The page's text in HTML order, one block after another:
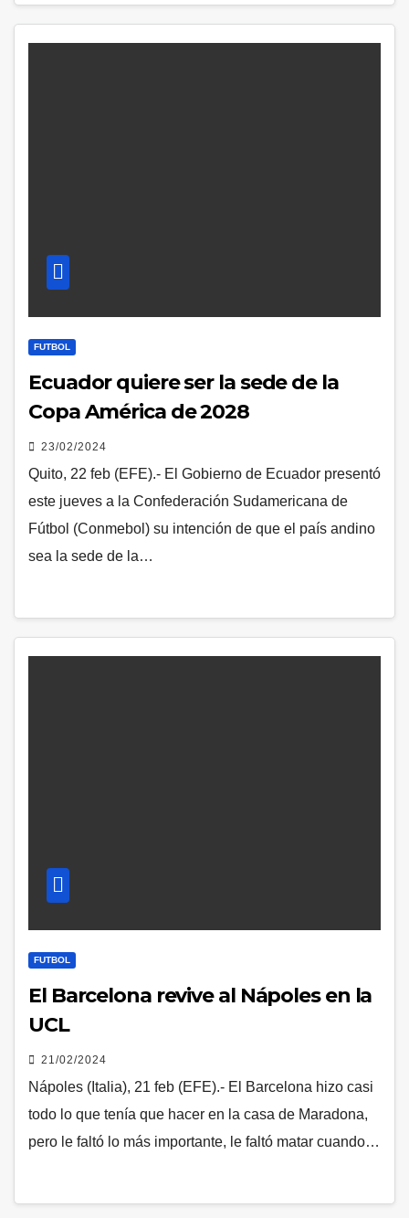
FUTBOL
Ecuador quiere ser la sede de la
Copa América de 2028
23/02/2024
Quito, 22 feb (EFE).- El Gobierno de Ecuador presentó
este jueves a la Confederación Sudamericana de
Fútbol (Conmebol) su intención de que el país andino
sea la sede de la…
FUTBOL
El Barcelona revive al Nápoles en la
UCL
21/02/2024
Nápoles (Italia), 21 feb (EFE).- El Barcelona hizo casi
todo lo que tenía que hacer en la casa de Maradona,
pero le faltó lo más importante, le faltó matar cuando…